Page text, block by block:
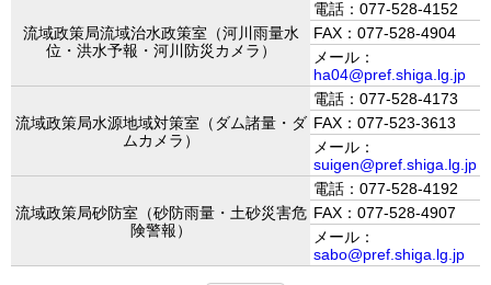
流域政策局流域治水政策室（河川雨量水
位・洪水予報・河川防災カメラ）
電話：077-528-4152
FAX：077-528-4904
メール：
ha04@pref.shiga.lg.jp
流域政策局水源地域対策室（ダム諸量・ダ
ムカメラ）
電話：077-528-4173
FAX：077-523-3613
メール：
suigen@pref.shiga.lg.jp
流域政策局砂防室（砂防雨量・土砂災害危
険警報）
電話：077-528-4192
FAX：077-528-4907
メール：
sabo@pref.shiga.lg.jp